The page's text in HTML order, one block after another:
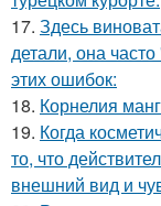
17. Здесь
детали, она
этих ошибок:
18. Корнелия
19. Когда
то, что
внешний вид и